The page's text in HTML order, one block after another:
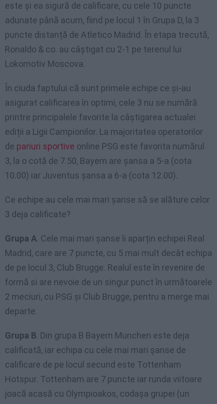
este și ea sigură de calificare, cu cele 10 puncte
adunate până acum, fiind pe locul 1 în Grupa D, la 3
puncte distanță de Atletico Madrid. În etapa trecută,
Ronaldo & co. au câștigat cu 2-1 pe terenul lui
Lokomotiv Moscova.
În ciuda faptului că sunt primele echipe ce și-au
asigurat calificarea în optimi, cele 3 nu se numără
printre principalele favorite la câștigarea actualei
ediții a Ligii Campionilor. La majoritatea operatorilor
de pariuri sportive online PSG este favorita numărul
3, la o cotă de 7.50, Bayern are șansa a 5-a (cota
10.00) iar Juventus șansa a 6-a (cota 12.00).
Ce echipe au cele mai mari șanse să se alăture celor
3 deja calificate?
Grupa A. Cele mai mari șanse îi aparțin echipei Real
Madrid, care are 7 puncte, cu 5 mai mult decât echipa
de pe locul 3, Club Brugge. Realul este în revenire de
formă si are nevoie de un singur punct în următoarele
2 meciuri, cu PSG și Club Brugge, pentru a merge mai
departe.
Grupa B. Din grupa B Bayern Munchen este deja
calificată, iar echipa cu cele mai mari șanse de
calificare de pe locul secund este Tottenham
Hotspur. Tottenham are 7 puncte iar runda viitoare
joacă acasă cu Olympioakos, codașa grupei (un